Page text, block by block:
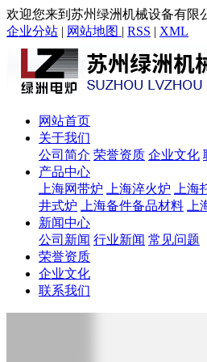
欢迎您来到苏州绿洲机械设备有限
企业分站 | 网站地图 | RSS | XML
网站首页
关于我们
公司简介 荣誉资质 企业文化
产品中心
上海网带炉
上海淬火炉 上海
井式炉
上海备件备品材料
上
新闻中心
公司新闻 行业新闻 常见问题
荣誉资质
企业文化
联系我们